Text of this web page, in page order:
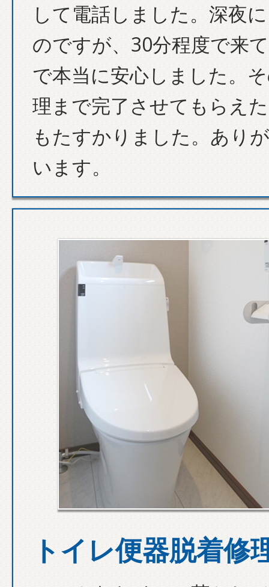
して電話しました。深夜
のですが、30分程度で来
で本当に安心しました。
理まで完了させてもらえ
もたすかりました。あり
います。
トイレ便器脱着修